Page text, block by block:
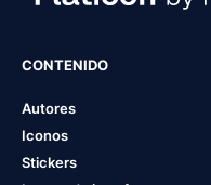
CONTENIDO
Autores
Iconos
Stickers